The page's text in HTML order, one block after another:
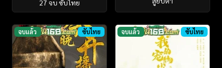
27 จบ ซับไทย
จบแล้ว ซับไทย จบแล้ว ซับไทย